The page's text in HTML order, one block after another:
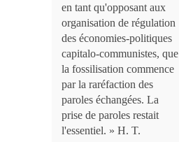
en tant qu'opposant aux
organisation de régulation
des économies-politiques
capitalo-communistes, que
la fossilisation commence
par la raréfaction des
paroles échangées. La
prise de paroles restait
l'essentiel. » H. T.